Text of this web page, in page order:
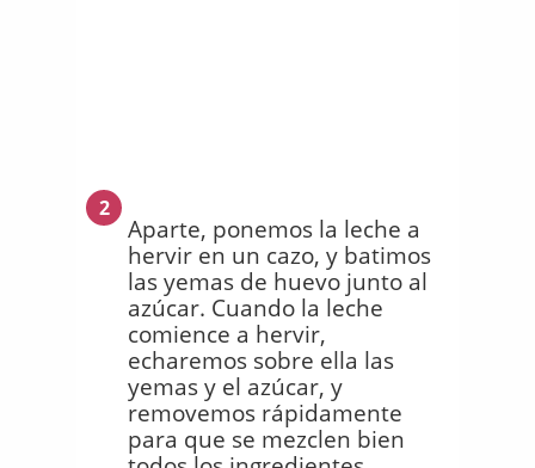
2
Aparte, ponemos la leche a
hervir en un cazo, y batimos
las yemas de huevo junto al
azúcar. Cuando la leche
comience a hervir,
echaremos sobre ella las
yemas y el azúcar, y
removemos rápidamente
para que se mezclen bien